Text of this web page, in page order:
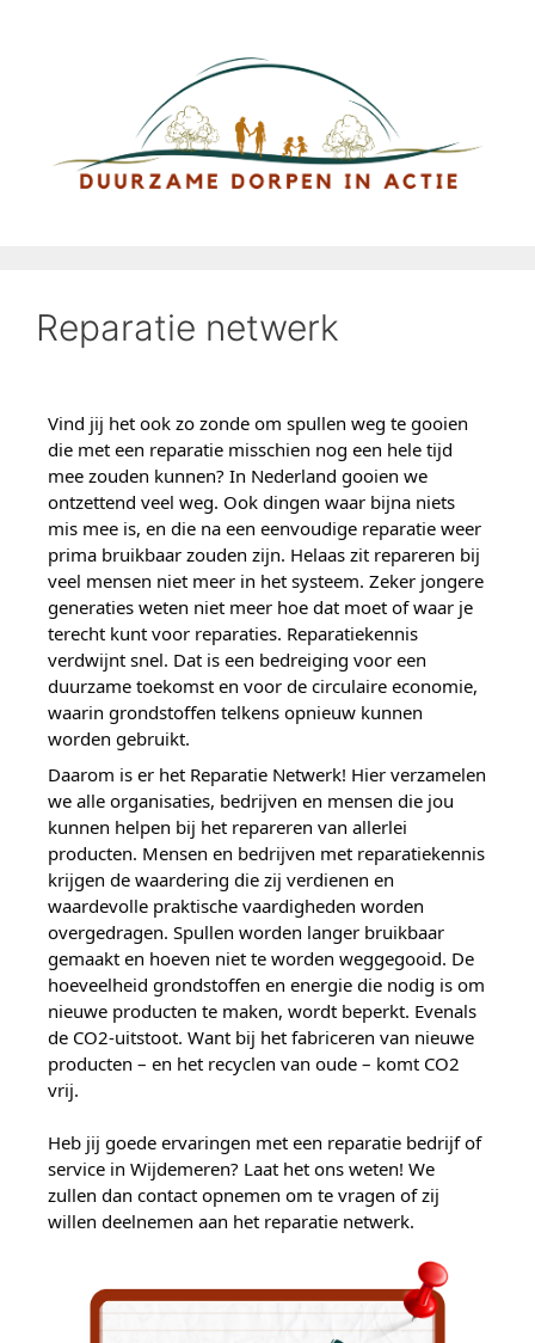
Reparatie netwerk
Vind jij het ook zo zonde om spullen weg te gooien
die met een reparatie misschien nog een hele tijd
mee zouden kunnen? In Nederland gooien we
ontzettend veel weg. Ook dingen waar bijna niets
mis mee is, en die na een eenvoudige reparatie weer
prima bruikbaar zouden zijn. Helaas zit repareren bij
veel mensen niet meer in het systeem. Zeker jongere
generaties weten niet meer hoe dat moet of waar je
terecht kunt voor reparaties. Reparatiekennis
verdwijnt snel. Dat is een bedreiging voor een
duurzame toekomst en voor de circulaire economie,
waarin grondstoffen telkens opnieuw kunnen
worden gebruikt.
Daarom is er het Reparatie Netwerk! Hier verzamelen
we alle organisaties, bedrijven en mensen die jou
kunnen helpen bij het repareren van allerlei
producten. Mensen en bedrijven met reparatiekennis
krijgen de waardering die zij verdienen en
waardevolle praktische vaardigheden worden
overgedragen. Spullen worden langer bruikbaar
gemaakt en hoeven niet te worden weggegooid. De
hoeveelheid grondstoffen en energie die nodig is om
nieuwe producten te maken, wordt beperkt. Evenals
de CO2-uitstoot. Want bij het fabriceren van nieuwe
producten – en het recyclen van oude – komt CO2
vrij.
Heb jij goede ervaringen met een reparatie bedrijf of
service in Wijdemeren? Laat het ons weten! We
zullen dan contact opnemen om te vragen of zij
willen deelnemen aan het reparatie netwerk.